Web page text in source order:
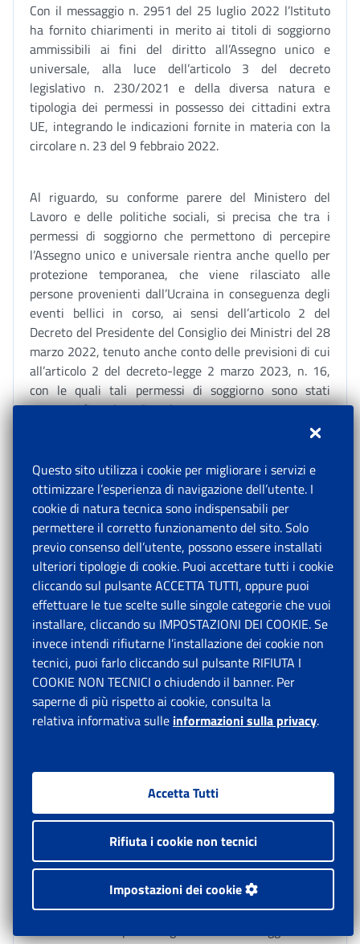
Con il messaggio n. 2951 del 25 luglio 2022 l’Istituto
ha fornito chiarimenti in merito ai titoli di soggiorno
ammissibili ai fini del diritto all’Assegno unico e
universale, alla luce dell’articolo 3 del decreto
legislativo n. 230/2021 e della diversa natura e
tipologia dei permessi in possesso dei cittadini extra
UE, integrando le indicazioni fornite in materia con la
circolare n. 23 del 9 febbraio 2022.
Al riguardo, su conforme parere del Ministero del
Lavoro e delle politiche sociali, si precisa che tra i
permessi di soggiorno che permettono di percepire
l’Assegno unico e universale rientra anche quello per
protezione temporanea, che viene rilasciato alle
persone provenienti dall’Ucraina in conseguenza degli
eventi bellici in corso, ai sensi dell’articolo 2 del
Decreto del Presidente del Consiglio dei Ministri del 28
marzo 2022, tenuto anche conto delle previsioni di cui
all’articolo 2 del decreto-legge 2 marzo 2023, n. 16,
con le quali tali permessi di soggiorno sono stati
prorogati fino al 31 dicembre 2023.
A tale proposito, si evidenzia che l’articolo 4, comma 1,
lettera g), del decreto legislativo 7 aprile 2003, n. 85,
che costituisce norma interna di recepimento della
direttiva 2001/55/CE, espressamente prevede la
possibilità che vengano estese ai titolari di protezione
temporanea misure assistenziali comprese quelle per
l’assistenza sociale.
6.Istruzioni contabili
Ai fini delle rilevazioni contabili degli oneri conseguenti
alle disposizioni emanate dall’articolo 1, commi 357 e
358, della legge n. 197/2022, si confermano i seguenti
universale per i figli a carico, corrisposto direttamente
ai nuclei familiari;
- GAT30216 – per l’erogazione dell’Assegno unico
universale per i figli a carico, corrisposto direttamente
ai nuclei familiari percettori del Reddito di
Cittadinanza;
Questo sito utilizza i cookie per migliorare i servizi e
ottimizzare l’esperienza di navigazione dell’utente. I
cookie di natura tecnica sono indispensabili per
permettere il corretto funzionamento del sito. Solo
previo consenso dell’utente, possono essere installati
ulteriori tipologie di cookie. Puoi accettare tutti i cookie
cliccando sul pulsante ACCETTA TUTTI, oppure puoi
effettuare le tue scelte sulle singole categorie che vuoi
installare, cliccando su IMPOSTAZIONI DEI COOKIE. Se
invece intendi rifiutarne l’installazione dei cookie non
tecnici, puoi farlo cliccando sul pulsante RIFIUTA I
COOKIE NON TECNICI o chiudendo il banner. Per
saperne di più rispetto ai cookie, consulta la
relativa informativa sulle informazioni sulla privacy.
Accetta Tutti
Rifiuta i cookie non tecnici
Impostazioni dei cookie